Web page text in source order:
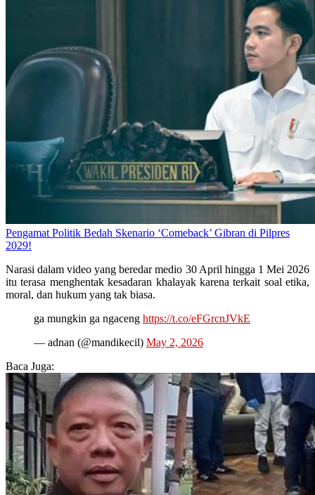
Pengamat Politik Bedah Skenario ‘Comeback’ Gibran di Pilpres
2029!
Narasi dalam video yang beredar medio 30 April hingga 1 Mei 2026
itu terasa menghentak kesadaran khalayak karena terkait soal etika,
moral, dan hukum yang tak biasa.
ga mungkin ga ngaceng https://t.co/eFGrcnJVkE
— adnan (@mandikecil) May 2, 2026
Baca Juga: